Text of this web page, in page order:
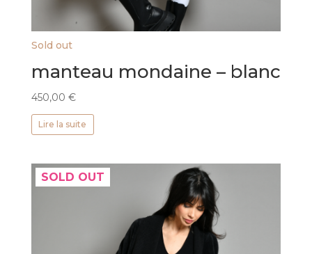
Sold out
manteau mondaine – blanc
450,00 €
Lire la suite
SOLD OUT